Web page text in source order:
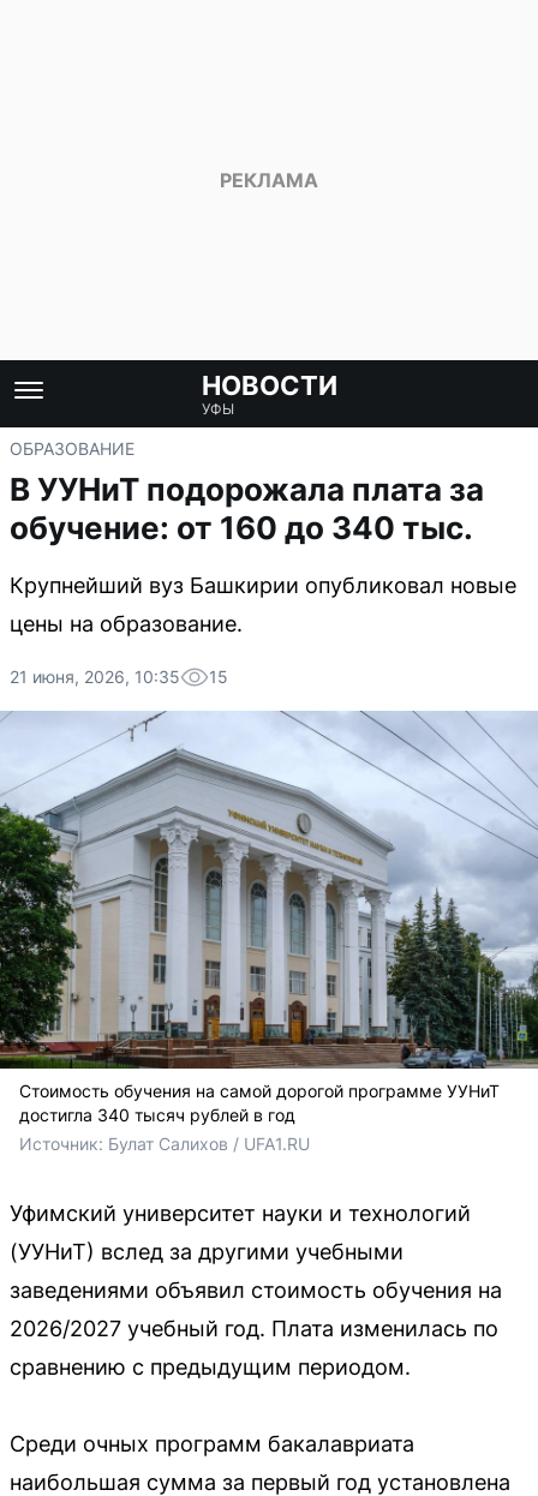
НОВОСТИ
УФЫ
ОБРАЗОВАНИЕ
В УУНиТ подорожала плата за
обучение: от 160 до 340 тыс.
Крупнейший вуз Башкирии опубликовал новые
цены на образование.
21 июня, 2026, 10:35 15
Стоимость обучения на самой дорогой программе УУНиТ
достигла 340 тысяч рублей в год
Источник: Булат Салихов / UFA1.RU
Уфимский университет науки и технологий
(УУНиТ) вслед за другими учебными
заведениями объявил стоимость обучения на
2026/2027 учебный год. Плата изменилась по
сравнению с предыдущим периодом.
Среди очных программ бакалавриата
наибольшая сумма за первый год установлена